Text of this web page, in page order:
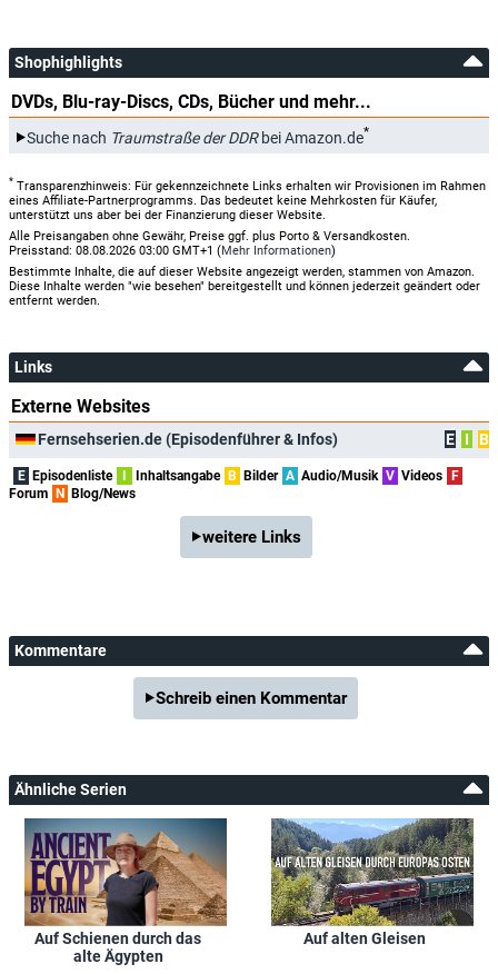
Shophighlights
DVDs, Blu-ray-Discs, CDs, Bücher und mehr...
Suche nach Traumstraße der DDRbei Amazon.de*
* Transparenzhinweis: Für gekennzeichnete Links erhalten wir Provisionen im Rahmen
eines Affiliate-Partnerprogramms. Das bedeutet keine Mehrkosten für Käufer,
unterstützt uns aber bei der Finanzierung dieser Website.
Alle Preisangaben ohne Gewähr, Preise ggf. plus Porto & Versandkosten.
Preisstand: 08.08.2026 03:00 GMT+1 (Mehr Informationen)
Bestimmte Inhalte, die auf dieser Website angezeigt werden, stammen von Amazon.
Diese Inhalte werden "wie besehen" bereitgestellt und können jederzeit geändert oder
entfernt werden.
Links
Externe Websites
Fernsehserien.de (Episodenführer & Infos) E I B
E Episodenliste I Inhaltsangabe B Bilder A Audio/Musik V Videos F
Forum N Blog/News
weitere Links
Kommentare
Schreib einen Kommentar
Ähnliche Serien
Auf Schienen durch das
alte Ägypten
Auf alten Gleisen